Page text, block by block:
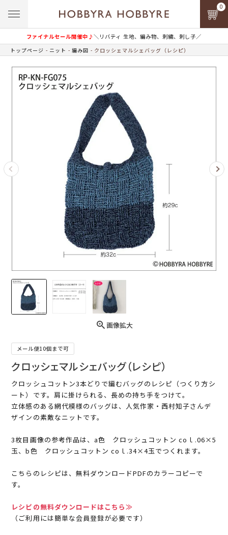
ファイナルセール開催中♪＼リバティ 生地、編み物、刺繍、刺し子／
0
トップページ ニット 編み図 クロッシェマルシェバッグ（レシピ）
画像拡大
メール便10個まで可
クロッシェマルシェバッグ（レシピ）
クロッシュコットン3本どりで編むバッグのレシピ（つくり方シ
ート）です。肩に掛けられる、長めの持ち手をつけて。
立体感のある網代模様のバッグは、人気作家・西村知子さんデ
ザインの素敵なニットです。
3枚目画像の参考作品は、a色 クロッシュコットン coｌ.06×5
玉、b色 クロッシュコットン coｌ.34×4玉でつくれます。
こちらのレシピは、無料ダウンロードPDFのカラーコピーで
す。
レシピの無料ダウンロードはこちら≫
（ご利用には簡単な会員登録が必要です）